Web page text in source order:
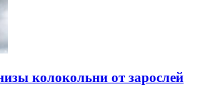
колокольни от зарослей